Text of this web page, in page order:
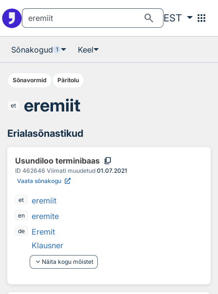
search EST apps
Sõnakogud 1 Keel
Sõnavormid Päritolu
et eremiit
Erialasõnastikud
Usundiloo terminibaas content_copy
ID 462646 Viimati muudetud 01.07.2021
Vaata sõnakogu
et eremiit
en eremite
de
Eremit
Klausner
keyboard_arrow_down Näita kogu mõistet